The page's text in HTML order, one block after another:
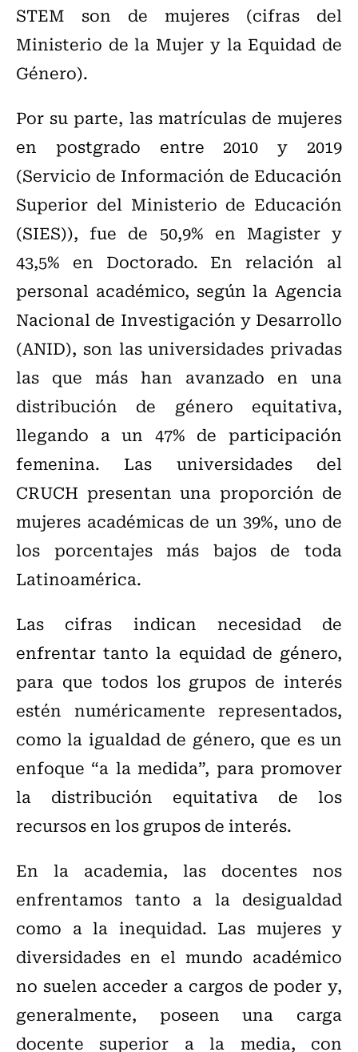
STEM son de mujeres (cifras del
Ministerio de la Mujer y la Equidad de
Género).
Por su parte, las matrículas de mujeres
en postgrado entre 2010 y 2019
(Servicio de Información de Educación
Superior del Ministerio de Educación
(SIES)), fue de 50,9% en Magister y
43,5% en Doctorado. En relación al
personal académico, según la Agencia
Nacional de Investigación y Desarrollo
(ANID), son las universidades privadas
las que más han avanzado en una
distribución de género equitativa,
llegando a un 47% de participación
femenina. Las universidades del
CRUCH presentan una proporción de
mujeres académicas de un 39%, uno de
los porcentajes más bajos de toda
Latinoamérica.
Las cifras indican necesidad de
enfrentar tanto la equidad de género,
para que todos los grupos de interés
estén numéricamente representados,
como la igualdad de género, que es un
enfoque “a la medida”, para promover
la distribución equitativa de los
recursos en los grupos de interés.
En la academia, las docentes nos
enfrentamos tanto a la desigualdad
como a la inequidad. Las mujeres y
diversidades en el mundo académico
no suelen acceder a cargos de poder y,
generalmente, poseen una carga
docente superior a la media, con